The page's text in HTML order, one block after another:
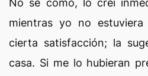
No sé cómo, lo creí
mientras yo no
cierta satisfacción; la
casa. Si me lo hubieran